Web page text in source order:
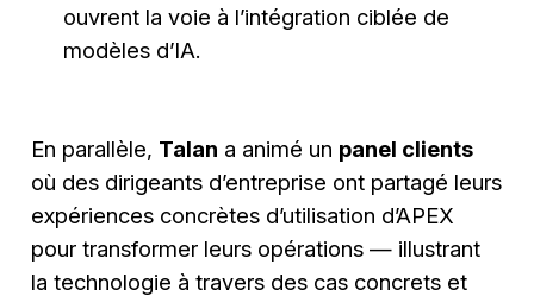
ouvrent la voie à l’intégration ciblée de
modèles d’IA.
En parallèle, Talan a animé un panel clients
où des dirigeants d’entreprise ont partagé leurs
expériences concrètes d’utilisation d’APEX
pour transformer leurs opérations — illustrant
la technologie à travers des cas concrets et